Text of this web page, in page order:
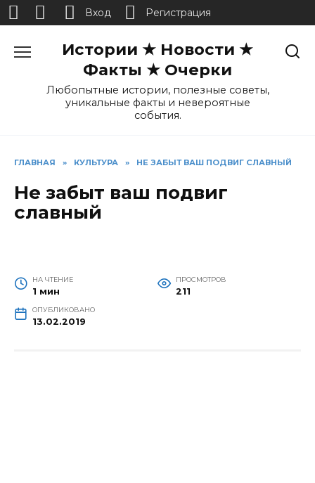
Истории ★ Новости ★
Факты ★ Очерки
Любопытные истории, полезные советы,
уникальные факты и невероятные
события.
ГЛАВНАЯ » КУЛЬТУРА » НЕ ЗАБЫТ ВАШ ПОДВИГ СЛАВНЫЙ
Не забыт ваш подвиг
славный
НА ЧТЕНИЕ
1 мин
ПРОСМОТРОВ
211
ОПУБЛИКОВАНО
13.02.2019
Вход Регистрация